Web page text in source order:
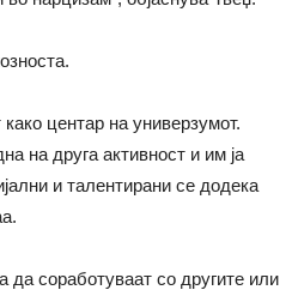
центар на универзумот.
на друга активност и им ја
и талентирани се додека
да соработуваат со другите или